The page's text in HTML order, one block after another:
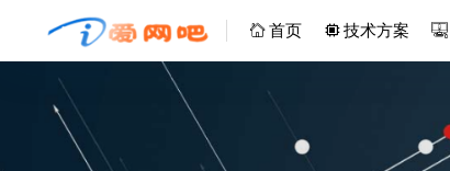
首页 技术方案